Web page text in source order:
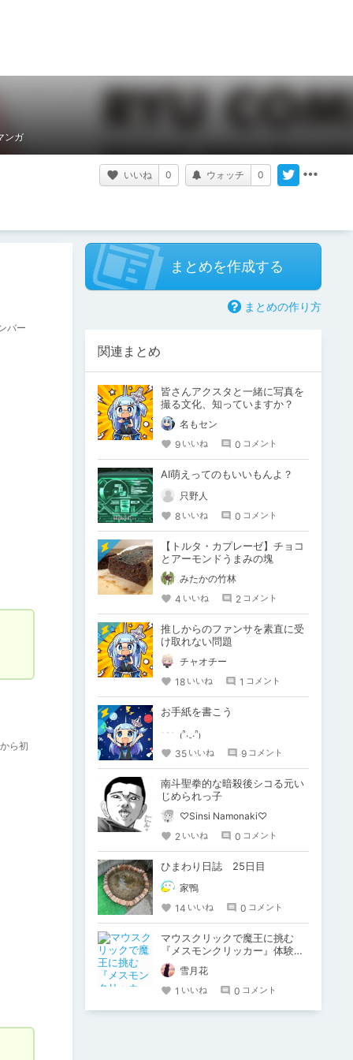
ンガ
いいね 0 ウォッチ 0
バー
ら初
まとめを作成する
まとめの作り方
関連まとめ
皆さんアクスタと一緒に写真を
撮る文化、知っていますか？
名もセン
9 いいね 0 コメント
AI萌えってのもいいもんよ？
只野人
8 いいね 0 コメント
【トルタ・カプレーゼ】チョコ
とアーモンドうまみの塊
みたかの竹林
4 いいね 2 コメント
推しからのファンサを素直に受
け取れない問題
チャオチー
18 いいね 1 コメント
お手紙を書こう
₍ᐢ.ˬ.ᐢ₎
35 いいね 9 コメント
南斗聖拳的な暗殺後シコる元い
じめられっ子
♡Sinsi Namonaki♡
2 いいね 0 コメント
ひまわり日誌 25日目
家鴨
14 いいね 0 コメント
マウスクリックで魔王に挑む
『メスモンクリッカー』体験版
プレイしてみた
雪月花
1 いいね 0 コメント